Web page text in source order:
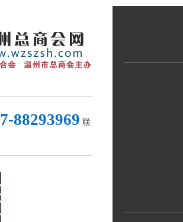
88293969 联